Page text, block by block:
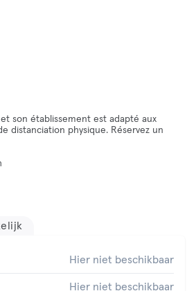
son établissement est adapté aux
distanciation physique. Réservez un
Hier niet beschikbaar
Hier niet beschikbaar